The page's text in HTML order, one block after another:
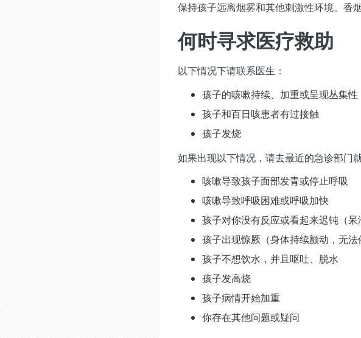
保持孩子远离烟雾和其他刺激性环境。香
何时寻求医疗救助
以下情况下请联系医生：
孩子的咳嗽持续、加重或呈现丛集性
孩子和百日咳患者有过接触
孩子发烧
如果出现以下情况，请去最近的急诊部门
咳嗽导致孩子面部发青或停止呼吸
咳嗽导致呼吸困难或呼吸加快
孩子对你没有反应或看起来迟钝（呆
孩子出现惊厥（身体持续颤动，无法
孩子不想饮水，并且呕吐、脱水
孩子发高烧
孩子病情开始加重
你存在其他问题或疑问